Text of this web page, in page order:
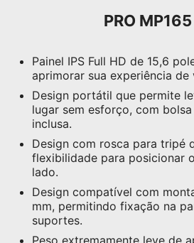
PRO
Painel IPS Full HD de 15,6
aprimorar sua experiência de
Design portátil que permite
lugar sem esforço, com
inclusa.
Design com rosca para tripé
flexibilidade para posicionar
lado.
Design compatível com
mm, permitindo fixação na
suportes.